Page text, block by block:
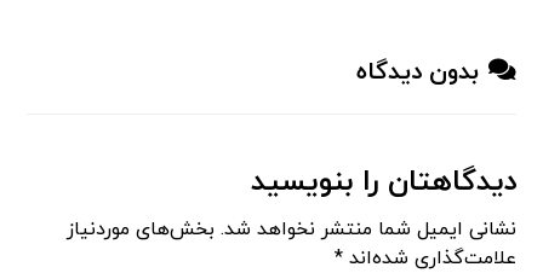
بدون دیدگاه
دیدگاهتان را بنویسید
نشانی ایمیل شما منتشر نخواهد شد. بخش‌های موردنیاز
علامت‌گذاری شده‌اند*